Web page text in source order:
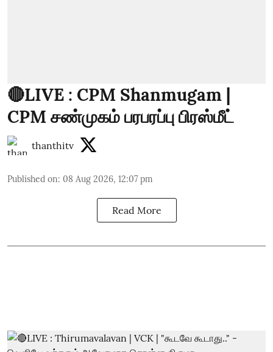
🔴LIVE : CPM Shanmugam |
CPM சண்முகம் பரபரப்பு பிரஸ்மீட்
thanthitv
Published on: 08 Aug 2026, 12:07 pm
Read More